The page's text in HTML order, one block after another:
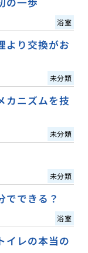
浴室
より交換がお
未分類
カニズムを技
未分類
未分類
でできる？
浴室
イレの本当の